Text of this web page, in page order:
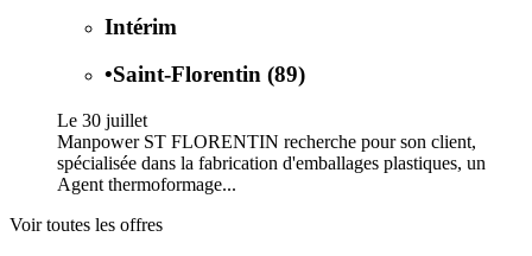
Intérim
•Saint-Florentin (89)
Le 30 juillet
Manpower ST FLORENTIN recherche pour son client,
spécialisée dans la fabrication d'emballages plastiques, un
Agent thermoformage...
Voir toutes les offres